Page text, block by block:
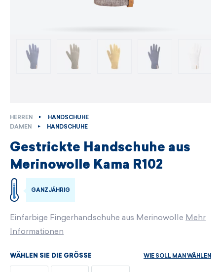
HERREN
HANDSCHUHE
DAMEN
HANDSCHUHE
Gestrickte Handschuhe aus
Merinowolle Kama R102
GANZJÄHRIG
Einfarbige Fingerhandschuhe aus Merinowolle Mehr
Informationen
WÄHLEN SIE DIE GRÖSSE WIE SOLL MAN WÄHLEN